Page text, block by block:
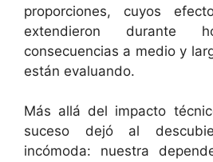
proporciones, cuyos
extendieron durante
consecuencias a medio y
están evaluando.
Más allá del impacto
suceso dejó al
incómoda: nuestra